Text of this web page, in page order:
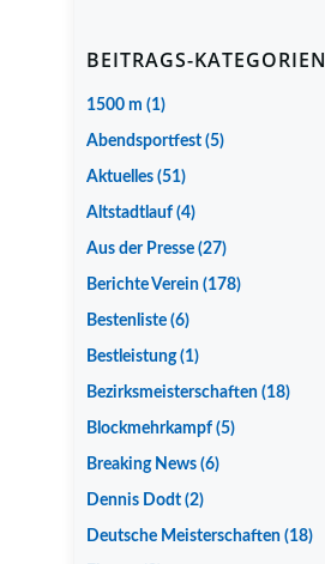
BEITRAGS-KATEGORIEN
1500 m (1)
Abendsportfest (5)
Aktuelles (51)
Altstadtlauf (4)
Aus der Presse (27)
Berichte Verein (178)
Bestenliste (6)
Bestleistung(1)
Bezirksmeisterschaften (18)
Blockmehrkampf (5)
Breaking News (6)
Dennis Dodt (2)
Deutsche Meisterschaften (18)